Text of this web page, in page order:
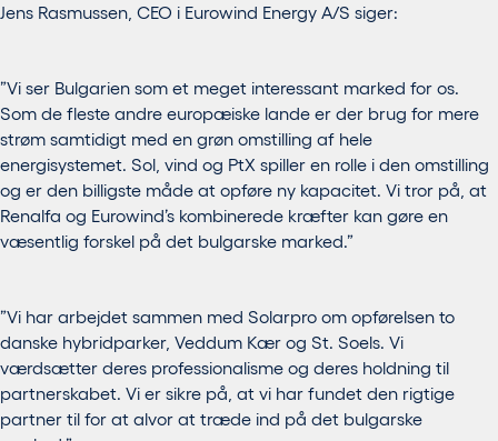
Jens Rasmussen, CEO i Eurowind Energy A/S siger:
”Vi ser Bulgarien som et meget interessant marked for os.
Som de fleste andre europæiske lande er der brug for mere
strøm samtidigt med en grøn omstilling af hele
energisystemet. Sol, vind og PtX spiller en rolle i den omstilling
og er den billigste måde at opføre ny kapacitet. Vi tror på, at
Renalfa og Eurowind’s kombinerede kræfter kan gøre en
væsentlig forskel på det bulgarske marked.”
”Vi har arbejdet sammen med Solarpro om opførelsen to
danske hybridparker, Veddum Kær og St. Soels. Vi
værdsætter deres professionalisme og deres holdning til
partnerskabet. Vi er sikre på, at vi har fundet den rigtige
partner til for at alvor at træde ind på det bulgarske